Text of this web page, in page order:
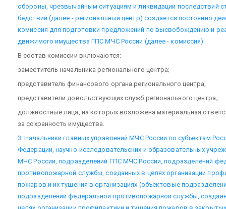
обороны, чрезвычайным ситуациям и ликвидации последствий
бедствий (далее - региональный центр) создается постоянно
комиссия для подготовки предложений по высвобождению и
движимого имущества ГПС МЧС России (далее - комиссия).
В состав комиссии включаются:
заместитель начальника регионального центра;
представитель финансового органа регионального центра;
представители довольствующих служб регионального центра;
должностные лица, на которых возложена материальная
за сохранность имущества.
3. Начальники главных управлений МЧС России по субъектам
Федерации, научно-исследовательских и образовательных
МЧС России, подразделений ГПС МЧС России, подразделений
противопожарной службы, созданных в целях организации
пожаров и их тушения в организациях (объектовые
подразделений федеральной противопожарной службы,
целях организации профилактики и тушения пожаров в закрытых